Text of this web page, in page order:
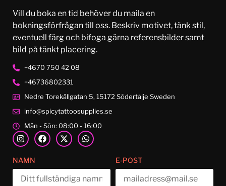
Vill du boka en tid behöver du maila en
bokningsförfrågan till oss. Beskriv motivet, tänk stil,
eventuell färg och bifoga gärna referensbilder samt
bild på tänkt placering.
+4670 750 42 08
+46736802331
Nedre Torekällgatan 5, 15172 Södertälje Sweden
info@spicytattoosupplies.se
Mån - Sön: 08:00 - 16:00
NAMN E-POST